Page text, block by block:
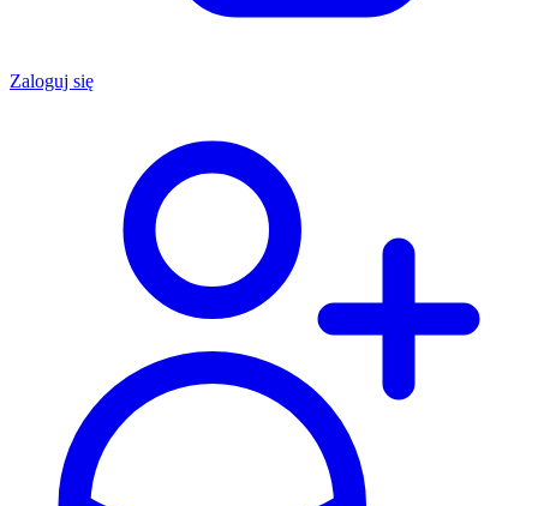
Zaloguj się